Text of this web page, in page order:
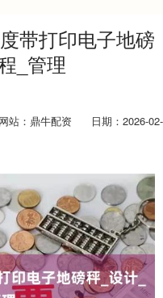
带打印电子地磅
_管理
网站：鼎牛配资
日期：2026-02-